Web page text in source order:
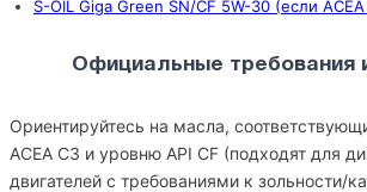
S-OIL Giga Green SN/CF 5W-30 (если
Официальные требования
Ориентируйтесь на масла,
ACEA C3 и уровню API CF (подходят для
двигателей с требованиями к зольности/